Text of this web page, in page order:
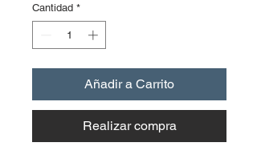
Cantidad *
Añadir a Carrito
Realizar compra